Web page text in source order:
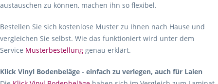
austauschen zu können, machen ihn so flexibel.
Bestellen Sie sich kostenlose Muster zu Ihnen nach Hause und
vergleichen Sie selbst. Wie das funktioniert wird unter dem
Service Musterbestellung genau erklärt.
Klick Vinyl Bodenbeläge - einfach zu verlegen, auch für Laien